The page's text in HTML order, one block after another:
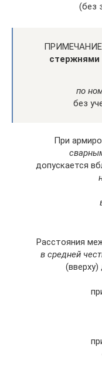
(без
ПРИМЕЧАНИЕ:
стержнями
по
без
При
допускается
Расстояния
в средней